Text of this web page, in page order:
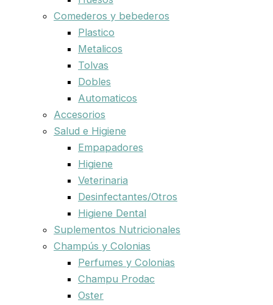
Comederos y bebederos
Plastico
Metalicos
Tolvas
Dobles
Automaticos
Accesorios
Salud e Higiene
Empapadores
Higiene
Veterinaria
Desinfectantes/Otros
Higiene Dental
Suplementos Nutricionales
Champús y Colonias
Perfumes y Colonias
Champu Prodac
Oster